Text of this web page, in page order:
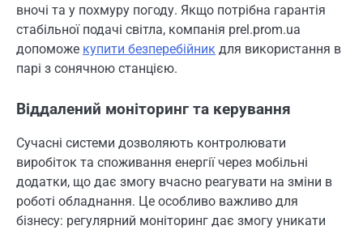
вночі та у похмуру погоду. Якщо потрібна гарантія
стабільної подачі світла, компанія prel.prom.ua
допоможе купити безперебійник для використання в
парі з сонячною станцією.
Віддалений моніторинг та керування
Сучасні системи дозволяють контролювати
виробіток та споживання енергії через мобільні
додатки, що дає змогу вчасно реагувати на зміни в
роботі обладнання. Це особливо важливо для
бізнесу: регулярний моніторинг дає змогу уникати